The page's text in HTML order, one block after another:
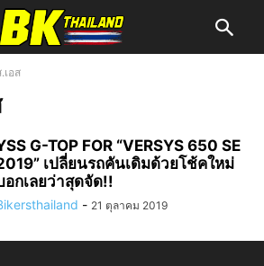
เอส
G-TOP FOR “VERSYS 650 SE
เปลี่ยนรถคันเดิมด้วยโช้คใหม่
อกเลยว่าสุดจัด!!
- 21 ตุลาคม 2019